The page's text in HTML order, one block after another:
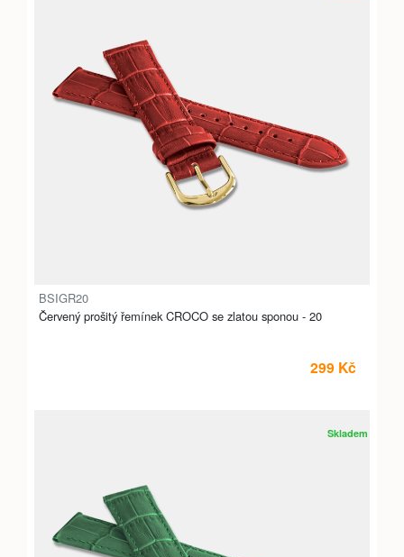
BSIGR20
Červený prošitý řemínek CROCO se zlatou sponou - 20
299 Kč
Skladem